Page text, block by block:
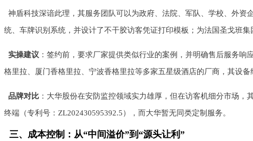
神盾科技深谙此理，其服务团队可以为政府、法院、军队、学校、外
统、车牌识别系统，并设计了不干胶访客凭证打印模板；为法国圣戈班
实操建议 ：签约前，要求厂家提供类似行业的案例，并明确售后服务
格里拉、厦门香格里拉、宁波香格里拉等多家五星级酒店的厂商，其设备
品牌对比：大华股份在安防监控领域实力雄厚，但在访客机细分市场，
终端（专利号：ZL202430595392.5），而大华暂无同类定制服务。
三、成本控制：从“中间溢价”到“源头让利”